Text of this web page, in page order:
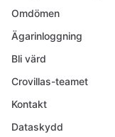
Omdömen
Ägarinloggning
Bli värd
Crovillas-teamet
Kontakt
Dataskydd